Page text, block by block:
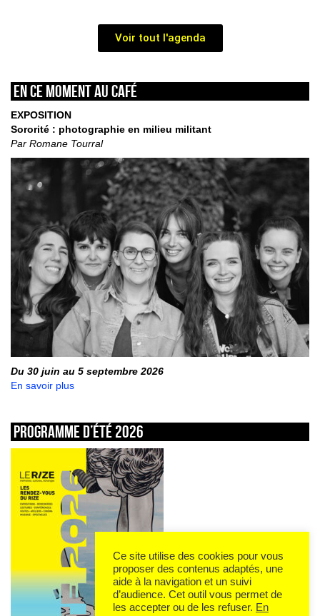
Voir tout l'agenda
En ce moment au café
EXPOSITION
Sororité : photographie en milieu militant
Par Romane Tourral
Du 30 juin au 5 septembre 2026
En savoir plus
Programme d’été 2026
Ce site utilise des cookies pour vous
proposer des contenus adaptés, une
aide à la navigation et un suivi
d’audience. Cet outil vous permet de
les accepter ou de les refuser. En